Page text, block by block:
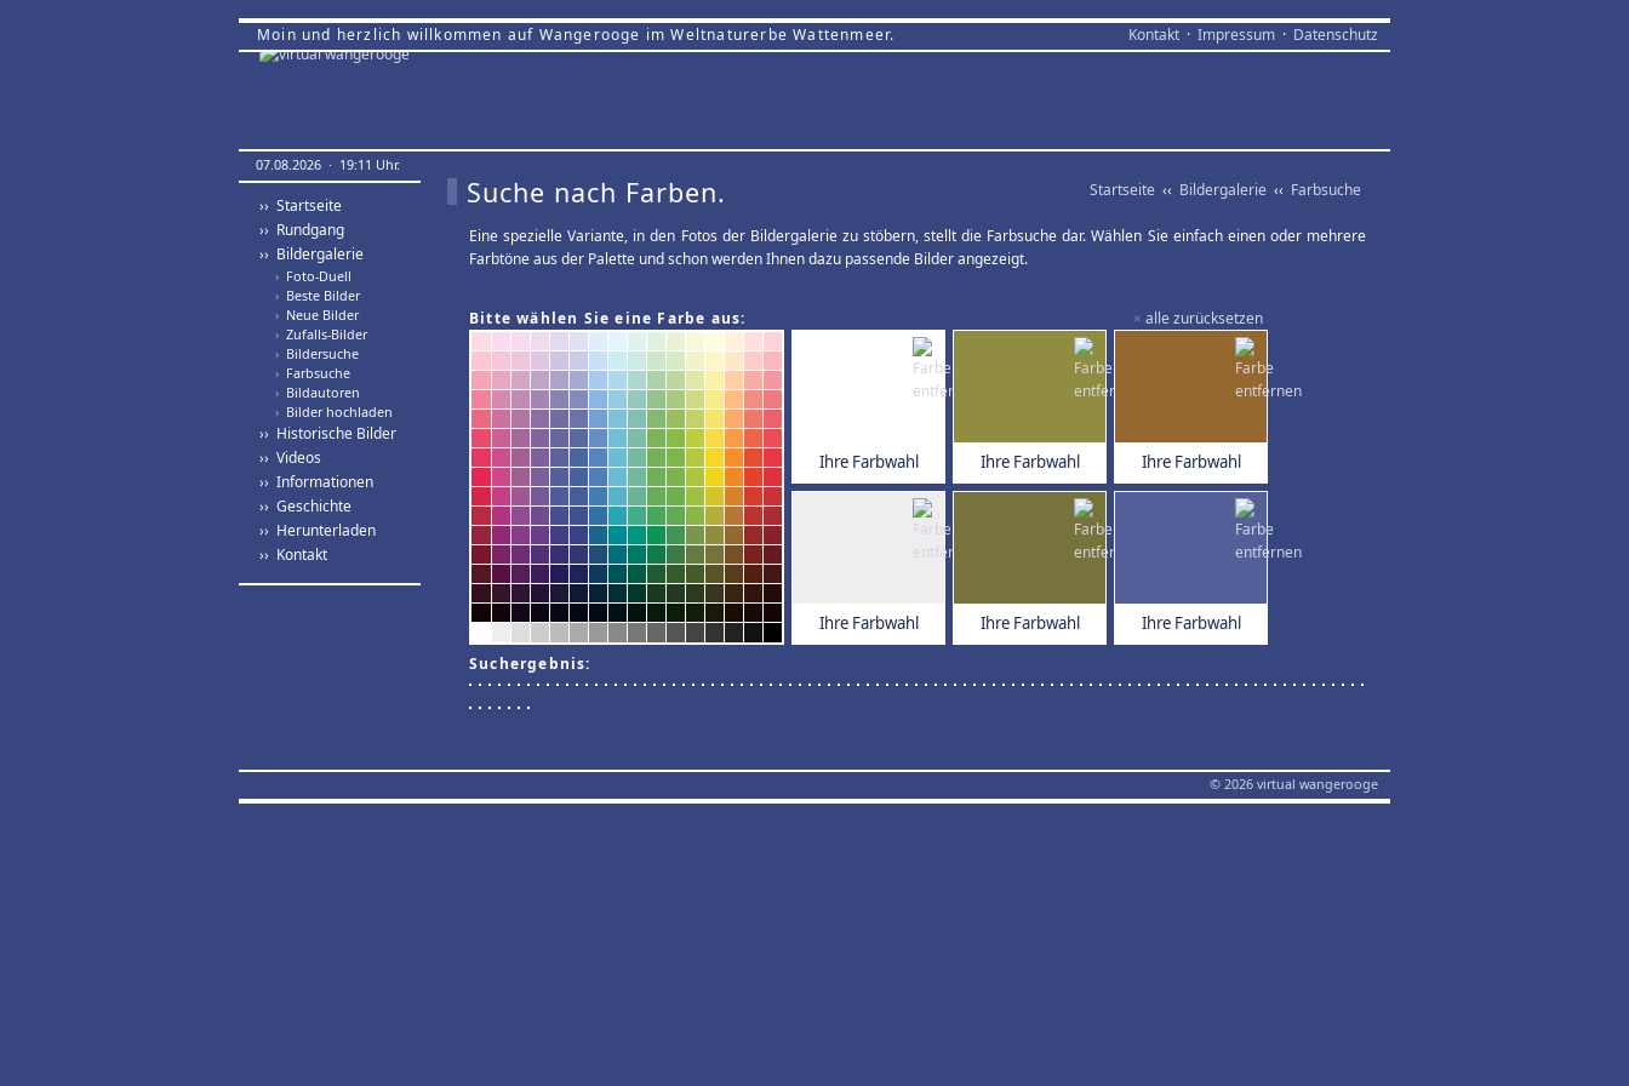
Moin und herzlich willkommen auf Wangerooge im Weltnaturerbe Wattenmeer. Kontakt · Impressum · Datenschutz
07.08.2026 · 19:11 Uhr.
›› Startseite
›› Rundgang
›› Bildergalerie
› Foto-Duell
› Beste Bilder
› Neue Bilder
› Zufalls-Bilder
› Bildersuche
› Farbsuche
› Bildautoren
› Bilder hochladen
›› Historische Bilder
›› Videos
›› Informationen
›› Geschichte
›› Herunterladen
›› Kontakt
Startseite ‹‹ Bildergalerie ‹‹ Farbsuche
Suche nach Farben.
Eine spezielle Variante, in den Fotos der Bildergalerie zu stöbern, stellt die Farbsuche dar. Wählen Sie einfach einen oder mehrere
Farbtöne aus der Palette und schon werden Ihnen dazu passende Bilder angezeigt.
× alle zurücksetzen
Bitte wählen Sie eine Farbe aus:
Ihre Farbwahl Ihre Farbwahl Ihre Farbwahl
Ihre Farbwahl Ihre Farbwahl Ihre Farbwahl
Suchergebnis:
© 2026 virtual wangerooge